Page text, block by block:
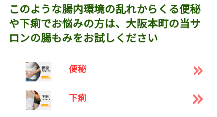
このような腸内環境の乱れからくる便秘
や下痢でお悩みの方は、大阪本町の当サ
ロンの腸もみをお試しください
便秘
下痢